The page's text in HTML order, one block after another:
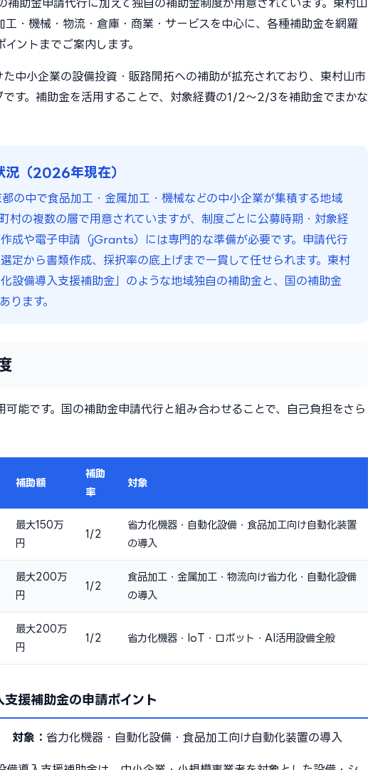
助金申請代行に加えて独自の補助金制度が用意されています。東村山
・機械・物流・倉庫・商業・サービスを中心に、各種補助金を網羅
ントまでご案内します。
中小企業の設備投資・販路開拓への補助が拡充されており、東村山市
す。補助金を活用することで、対象経費の1/2〜2/3を補助金でまかな
況（2026年現在）
の中で食品加工・金属加工・機械などの中小企業が集積する地域
村の複数の層で用意されていますが、制度ごとに公募時期・対象経
成や電子申請（jGrants）には専門的な準備が必要です。申請代行
定から書類作成、採択率の底上げまで一貫して任せられます。東村
設備導入支援補助金」のような地域独自の補助金と、国の補助金
ります。
能です。国の補助金申請代行と組み合わせることで、自己負担をさら
補助額
補助
率
対象
最大150万
円
1/2
省力化機器・自動化設備・食品加工向け自動化装置
の導入
最大200万
円
1/2
食品加工・金属加工・物流向け省力化・自動化設備
の導入
最大200万
円
1/2 省力化機器・IoT・ロボット・AI活用設備全般
援補助金の申請ポイント
対象： 省力化機器・自動化設備・食品加工向け自動化装置の導入